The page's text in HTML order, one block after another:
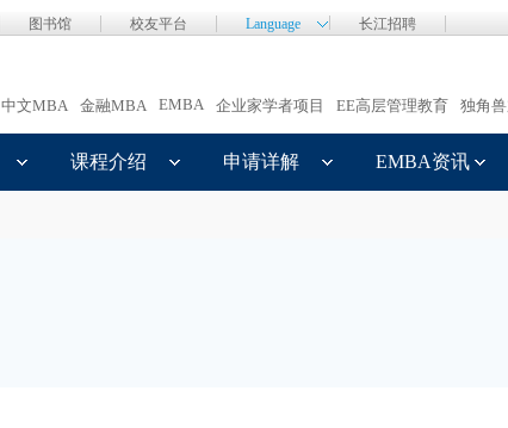
图书馆 校友平台 Language 长江招聘
中文MBA 金融MBA EMBA 企业家学者项目 EE高层管理教育 独角
课程介绍 申请详解 EMBA资讯